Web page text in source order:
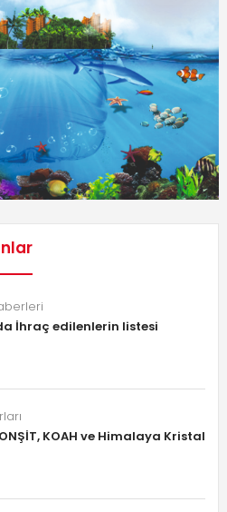
İhraç edilenlerin listesi
KOAH ve Himalaya Kristal